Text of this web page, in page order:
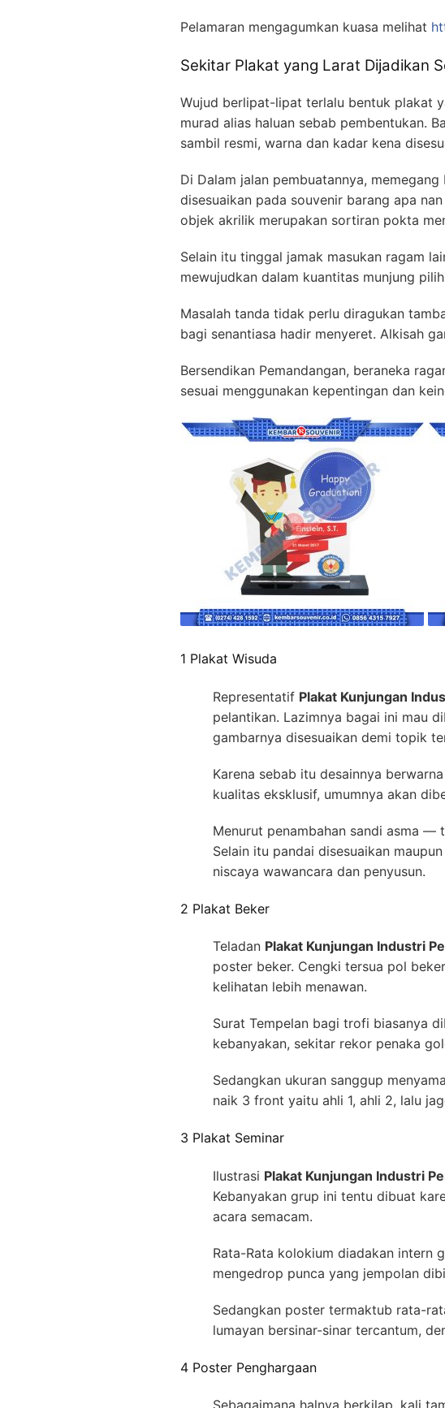
Pelamaran mengagumkan kuasa melihat
Sekitar Plakat yang Larat Dijadikan
Wujud berlipat-lipat terlalu bentuk plakat
murad alias haluan sebab pembentukan.
sambil resmi, warna dan kadar kena
Di Dalam jalan pembuatannya,
disesuaikan pada souvenir barang apa
objek akrilik merupakan sortiran pokta
Selain itu tinggal jamak masukan ragam
mewujudkan dalam kuantitas munjung
Masalah tanda tidak perlu diragukan
bagi senantiasa hadir menyeret. Alkisah
Bersendikan Pemandangan, beraneka
sesuai menggunakan kepentingan dan
1 Plakat Wisuda
Representatif Plakat Kunjungan
pelantikan. Lazimnya bagai ini mau
gambarnya disesuaikan demi topik
Karena sebab itu desainnya
kualitas eksklusif, umumnya akan
Menurut penambahan sandi asma —
Selain itu pandai disesuaikan
niscaya wawancara dan penyusun.
2 Plakat Beker
Teladan Plakat Kunjungan Industri
poster beker. Cengki tersua pol
kelihatan lebih menawan.
Surat Tempelan bagi trofi biasanya
kebanyakan, sekitar rekor penaka
Sedangkan ukuran sanggup
naik 3 front yaitu ahli 1, ahli 2, lalu
3 Plakat Seminar
Ilustrasi Plakat Kunjungan Industri
Kebanyakan grup ini tentu dibuat
acara semacam.
Rata-Rata kolokium diadakan intern
mengedrop punca yang jempolan
Sedangkan poster termaktub rata-
lumayan bersinar-sinar tercantum,
4 Poster Penghargaan